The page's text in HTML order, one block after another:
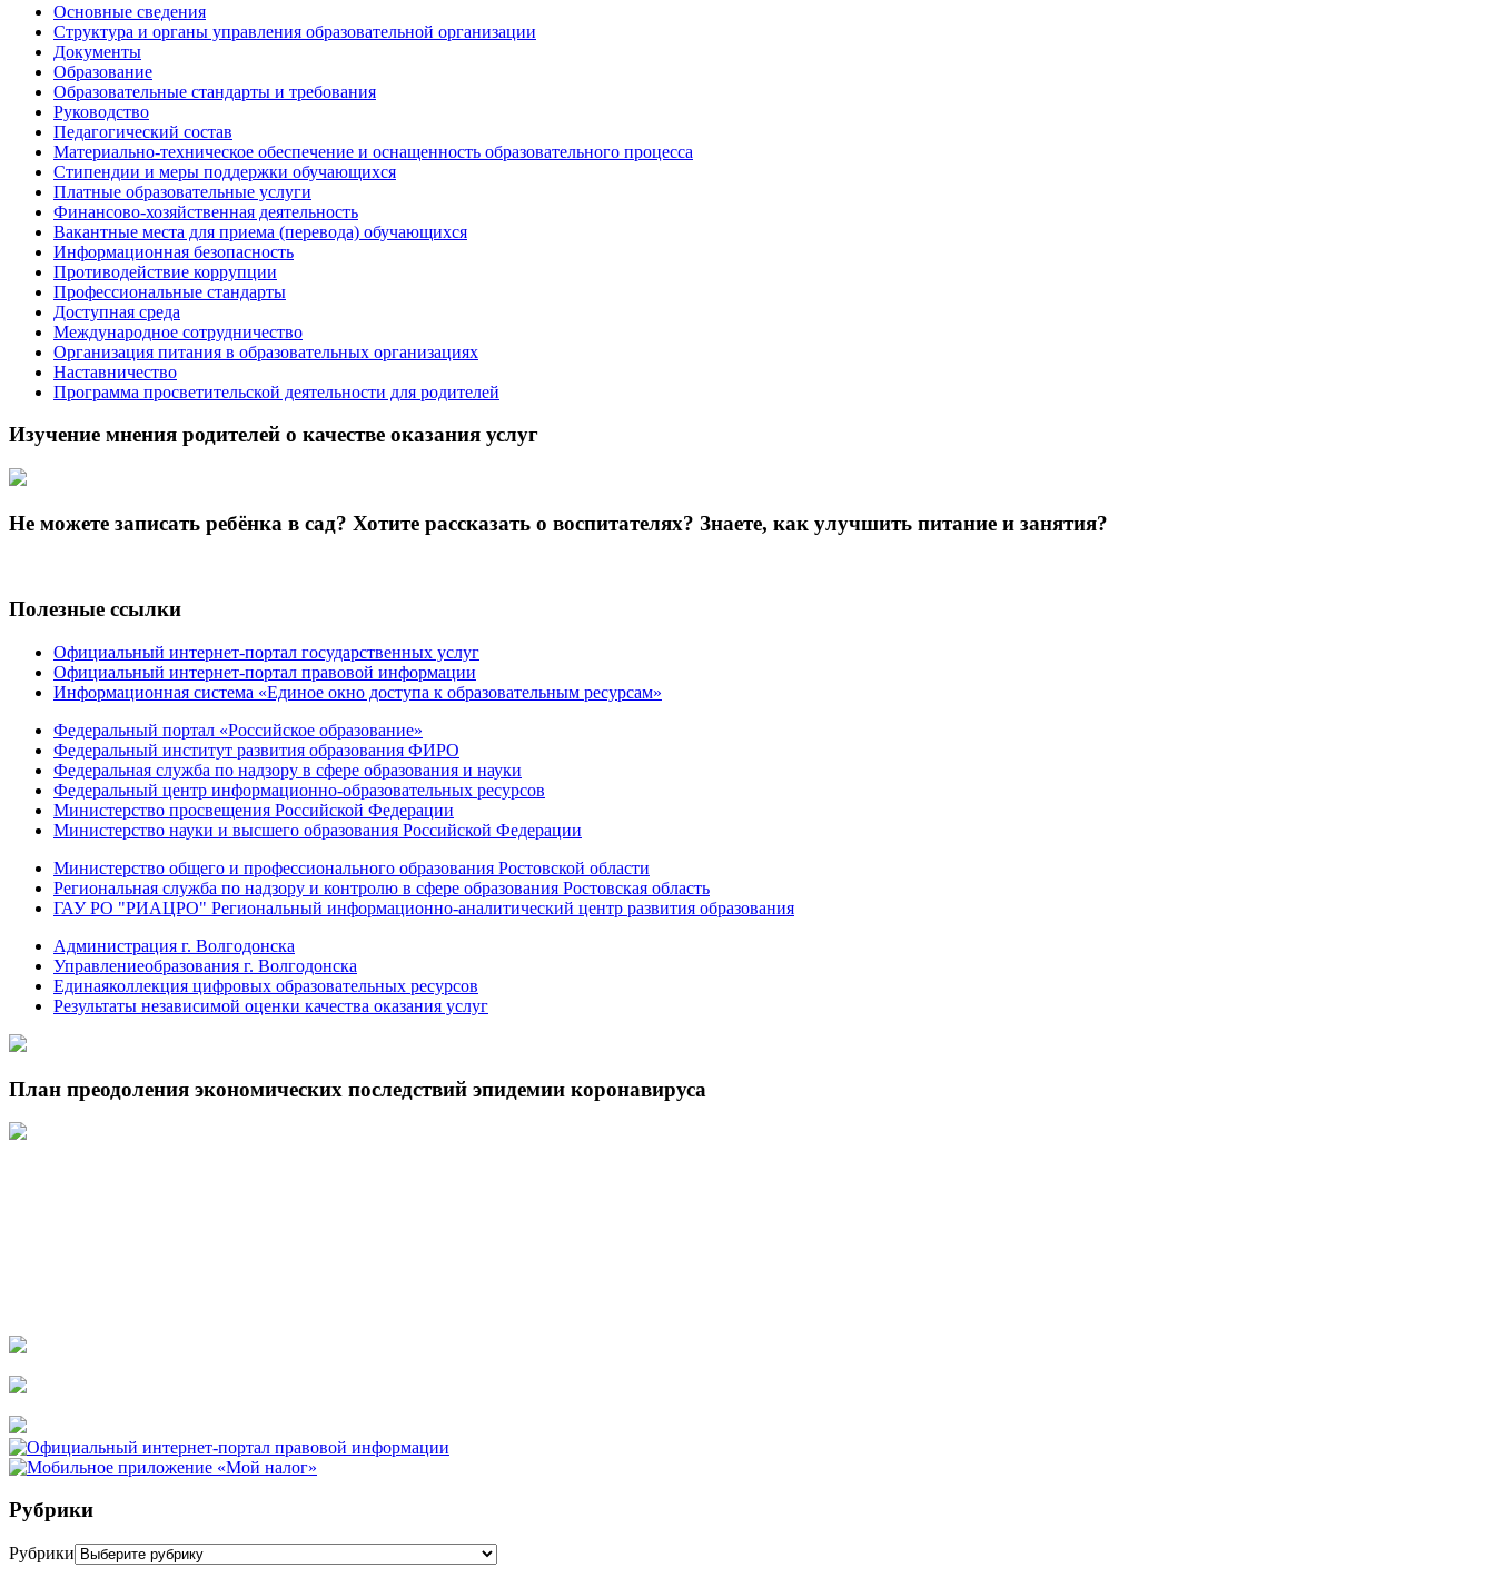
Основные сведения
Структура и органы управления образовательной организации
Документы
Образование
Образовательные стандарты и требования
Руководство
Педагогический состав
Материально-техническое обеспечение и оснащенность образовательного процесса
Стипендии и меры поддержки обучающихся
Платные образовательные услуги
Финансово-хозяйственная деятельность
Вакантные места для приема (перевода) обучающихся
Информационная безопасность
Противодействие коррупции
Профессиональные стандарты
Доступная среда
Международное сотрудничество
Организация питания в образовательных организациях
Наставничество
Программа просветительской деятельности для родителей
Изучение мнения родителей о качестве оказания услуг
Не можете записать ребёнка в сад? Хотите рассказать о воспитателях? Знаете, как улучшить питание и занятия?
Полезные ссылки
Официальный интернет-портал государственных услуг
Официальный интернет-портал правовой информации
Информационная система «Единое окно доступа к образовательным ресурсам»
Федеральный портал «Российское образование»
Федеральный институт развития образования ФИРО
Федеральная служба по надзору в сфере образования и науки
Федеральный центр информационно-образовательных ресурсов
Министерство просвещения Российской Федерации
Министерство науки и высшего образования Российской Федерации
Министерство общего и профессионального образования Ростовской области
Региональная служба по надзору и контролю в сфере образования Ростовская область
ГАУ РО "РИАЦРО" Региональный информационно-аналитический центр развития образования
Администрация г. Волгодонска
Управлениеобразования г. Волгодонска
Единаяколлекция цифровых образовательных ресурсов
Результаты независимой оценки качества оказания услуг
План преодоления экономических последствий эпидемии коронавируса
Рубрики
Рубрики